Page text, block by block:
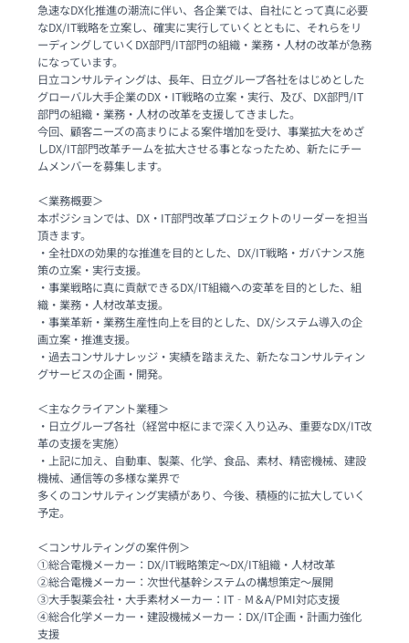
急速なDX化推進の潮流に伴い、各企業では、自社にとって真に必要
なDX/IT戦略を立案し、確実に実行していくとともに、それらをリ
ーディングしていくDX部門/IT部門の組織・業務・人材の改革が急務
になっています。
日立コンサルティングは、長年、日立グループ各社をはじめとした
グローバル大手企業のDX・IT戦略の立案・実行、及び、DX部門/IT
部門の組織・業務・人材の改革を支援してきました。
今回、顧客ニーズの高まりによる案件増加を受け、事業拡大をめざ
しDX/IT部門改革チームを拡大させる事となったため、新たにチー
ムメンバーを募集します。
＜業務概要＞
本ポジションでは、DX・IT部門改革プロジェクトのリーダーを担当
頂きます。
・全社DXの効果的な推進を目的とした、DX/IT戦略・ガバナンス施
策の立案・実行支援。
・事業戦略に真に貢献できるDX/IT組織への変革を目的とした、組
織・業務・人材改革支援。
・事業革新・業務生産性向上を目的とした、DX/システム導入の企
画立案・推進支援。
・過去コンサルナレッジ・実績を踏まえた、新たなコンサルティン
グサービスの企画・開発。
＜主なクライアント業種＞
・日立グループ各社（経営中枢にまで深く入り込み、重要なDX/IT改
革の支援を実施）
・上記に加え、自動車、製薬、化学、食品、素材、精密機械、建設
機械、通信等の多様な業界で
多くのコンサルティング実績があり、今後、積極的に拡大していく
予定。
＜コンサルティングの案件例＞
①総合電機メーカー：DX/IT戦略策定～DX/IT組織・人材改革
②総合電機メーカー：次世代基幹システムの構想策定～展開
③大手製薬会社・大手素材メーカー：IT‐M＆A/PMI対応支援
④総合化学メーカー・建設機械メーカー：DX/IT企画・計画力強化
支援